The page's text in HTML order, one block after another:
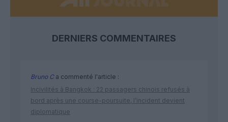
DERNIERS COMMENTAIRES
Bruno Ca commenté l'article :
Incivilités à Bangkok : 22 passagers chinois refusés à
bord après une course-poursuite, l’incident devient
diplomatique